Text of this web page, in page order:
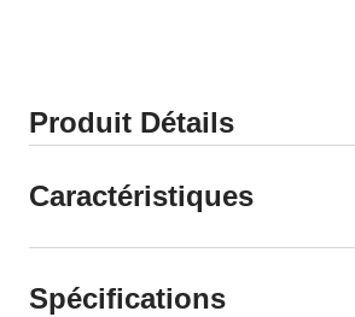
Produit Détails
Caractéristiques
Spécifications